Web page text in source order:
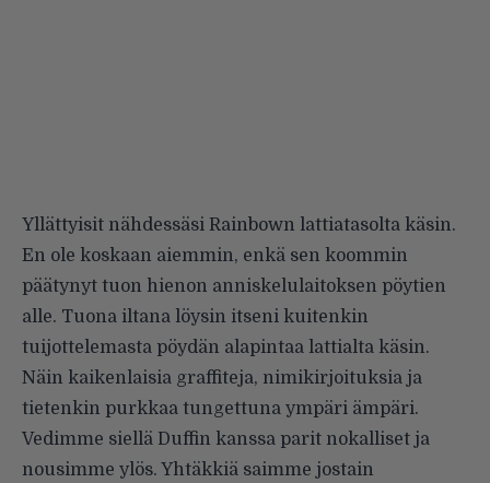
Yllättyisit nähdessäsi Rainbown lattiatasolta käsin.
En ole koskaan aiemmin, enkä sen koommin
päätynyt tuon hienon anniskelulaitoksen pöytien
alle. Tuona iltana löysin itseni kuitenkin
tuijottelemasta pöydän alapintaa lattialta käsin.
Näin kaikenlaisia graffiteja, nimikirjoituksia ja
tietenkin purkkaa tungettuna ympäri ämpäri.
Vedimme siellä Duffin kanssa parit nokalliset ja
nousimme ylös. Yhtäkkiä saimme jostain